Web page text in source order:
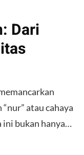
Dari
atau cahaya
bukan hanya…